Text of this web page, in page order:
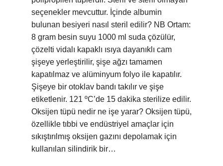
seçenekler mevcuttur. İçinde albumin
bulunan besiyeri nasıl steril edilir? NB Ortam:
8 gram besin suyu 1000 ml suda çözülür,
çözelti vidalı kapaklı ısıya dayanıklı cam
şişeye yerleştirilir, şişe ağzı tamamen
kapatılmaz ve alüminyum folyo ile kapatılır.
Şişeye bir otoklav bandı takılır ve şişe
etiketlenir. 121 ºC’de 15 dakika sterilize edilir.
Oksijen tüpü nedir ne işe yarar? Oksijen tüpü,
özellikle tıbbi ve endüstriyel amaçlar için
sıkıştırılmış oksijen gazını depolamak için
kullanılan silindirik bir…